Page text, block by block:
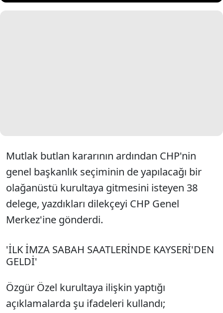
Mutlak butlan kararının ardından CHP'nin
genel başkanlık seçiminin de yapılacağı bir
olağanüstü kurultaya gitmesini isteyen 38
delege, yazdıkları dilekçeyi CHP Genel
Merkez'ine gönderdi.
'İLK İMZA SABAH SAATLERİNDE KAYSERİ'DEN
GELDİ'
Özgür Özel kurultaya ilişkin yaptığı
açıklamalarda şu ifadeleri kullandı;